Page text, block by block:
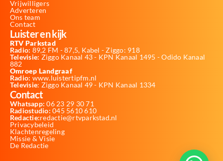
Vrijwilligers
Adverteren
Ons team
Contact
Luister en kijk
RTV Parkstad
Radio: 89,2 FM - 87,5, Kabel - Ziggo: 918
Televisie: Ziggo Kanaal 43 - KPN Kanaal 1495 - Odido Kanaal
882
Omroep Landgraaf
Radio: www.luistertipfm.nl
Televisie: Ziggo Kanaal 49 - KPN Kanaal 1334
Contact
Whatsapp: 06 23 29 30 71
Radiostudio: 045 5610 610
Redactie:redactie@rtvparkstad.nl
Privacybeleid
Klachtenregeling
Missie & Visie
De Redactie